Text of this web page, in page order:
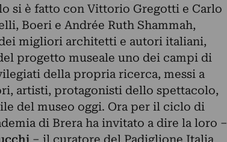
si è fatto con Vittorio Gregotti e Carlo
Boeri e Andrée Ruth Shammah,
migliori architetti e autori italiani,
progetto museale uno dei campi di
della propria ricerca, messi a
artisti, protagonisti dello spettacolo,
del museo oggi. Ora per il ciclo di
di Brera ha invitato a dire la loro –